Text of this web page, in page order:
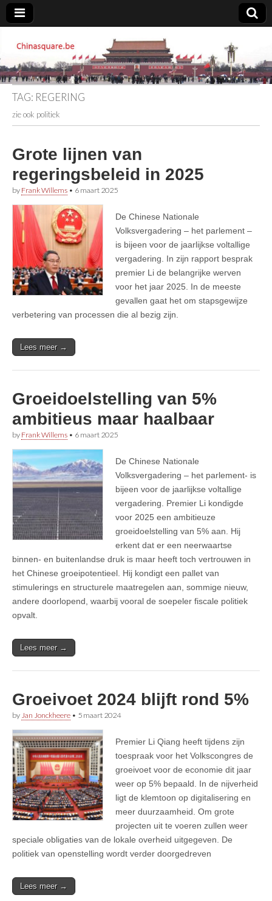
Chinasquare.be
TAG: REGERING
zie ook politiek
Grote lijnen van
regeringsbeleid in 2025
by Frank Willems • 6 maart 2025
De Chinese Nationale
Volksvergadering – het parlement –
is bijeen voor de jaarlijkse voltallige
vergadering. In zijn rapport besprak
premier Li de belangrijke werven
voor het jaar 2025. In de meeste
gevallen gaat het om stapsgewijze
verbetering van processen die al bezig zijn.
Lees meer →
Groeidoelstelling van 5%
ambitieus maar haalbaar
by Frank Willems • 6 maart 2025
De Chinese Nationale
Volksvergadering – het parlement- is
bijeen voor de jaarlijkse voltallige
vergadering. Premier Li kondigde
voor 2025 een ambitieuze
groeidoelstelling van 5% aan. Hij
erkent dat er een neerwaartse
binnen- en buitenlandse druk is maar heeft toch vertrouwen in
het Chinese groeipotentieel. Hij kondigt een pallet van
stimulerings en structurele maatregelen aan, sommige nieuw,
andere doorlopend, waarbij vooral de soepeler fiscale politiek
opvalt.
Lees meer →
Groeivoet 2024 blijft rond 5%
by Jan Jonckheere • 5 maart 2024
Premier Li Qiang heeft tijdens zijn
toespraak voor het Volkscongres de
groeivoet voor de economie dit jaar
weer op 5% bepaald. In de nijverheid
ligt de klemtoon op digitalisering en
meer duurzaamheid. Om grote
projecten uit te voeren zullen weer
speciale obligaties van de lokale overheid uitgegeven. De
politiek van openstelling wordt verder doorgedreven
Lees meer →